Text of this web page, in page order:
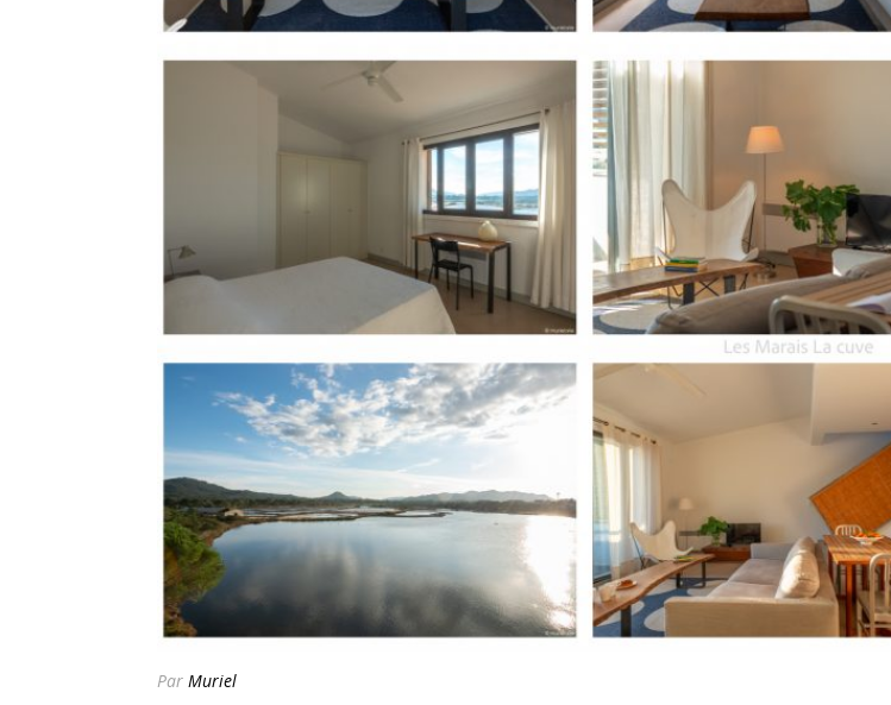
Par Muriel